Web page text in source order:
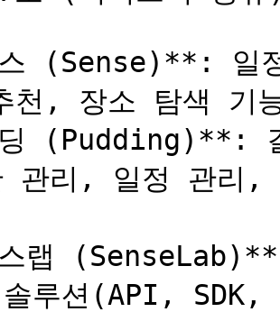
(Sense)**: 일
천, 장소 탐색 기
(Pudding)**: 결
관리, 일정 관리,
랩
솔루션(API, SDK,